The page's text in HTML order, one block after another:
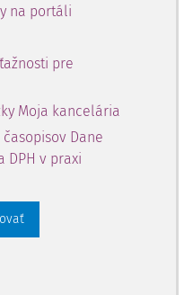
na portáli
pre
Moja kancelária
Dane
DPH v praxi